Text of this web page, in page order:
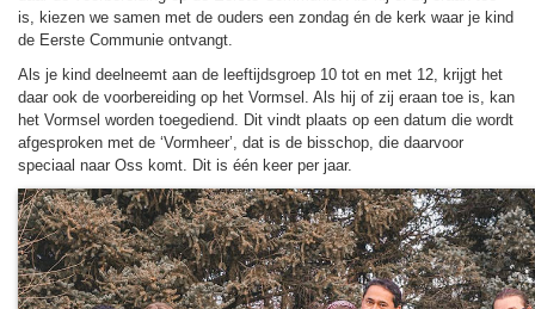
is, kiezen we samen met de ouders een zon­dag én de kerk waar je kind
de Eerste Communie ont­vangt.
Als je kind deelneemt aan de leef­tijds­groep 10 tot en met 12, krijgt het
daar ook de voor­be­rei­ding op het Vormsel. Als hij of zij eraan toe is, kan
het Vormsel wor­den toege­diend. Dit vindt plaats op een datum die wordt
af­ge­spro­ken met de ‘Vormheer’, dat is de bis­schop, die daarvoor
speciaal naar Oss komt. Dit is één keer per jaar.